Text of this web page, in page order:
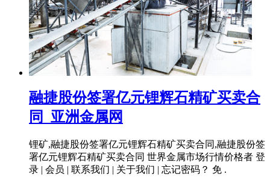
融捷股份签署亿元锂辉石精矿买卖合
同_亚洲金属网
锂矿,融捷股份签署亿元锂辉石精矿买卖合同,融捷股份签
署亿元锂辉石精矿买卖合同 世界金属市场行情价格者 登
录 | 会员 | 联系我们 | 关于我们 | 忘记密码？ 免 .